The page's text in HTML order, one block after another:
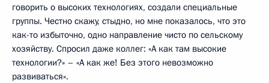
говорить о высоких технологиях, создали специальные
группы. Честно скажу, стыдно, но мне показалось, что это
как-то избыточно, одно направление чисто по сельскому
хозяйству. Спросил даже коллег: «А как там высокие
технологии?» – «А как же! Без этого невозможно
развиваться».